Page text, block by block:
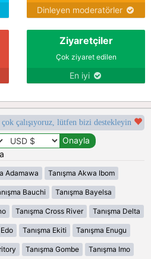
Dinleyen moderatörler
Ziyaretçiler
Çok ziyaret edilen
En iyi
çalışıyoruz, lütfen bizi destekleyin
Adamawa Tanışma Akwa Ibom
Bauchi Tanışma Bayelsa
Tanışma Cross River Tanışma Delta
Tanışma Ekiti Tanışma Enugu
Tanışma Gombe Tanışma Imo